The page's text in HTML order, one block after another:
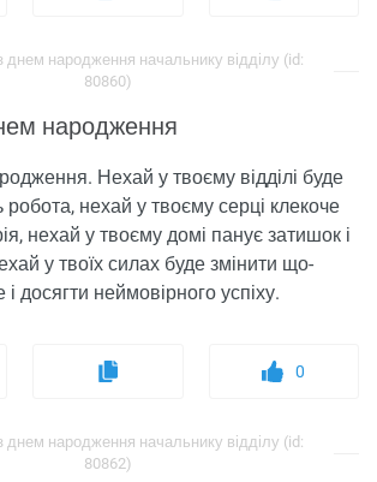
днем ​​народження начальнику відділу (id:
80860)
​​народження
Нехай у твоєму відділі буде
робота, нехай у твоєму серці клекоче
нехай у твоєму домі панує затишок і
у твоїх силах буде змінити що-
досягти неймовірного успіху.
0
днем ​​народження начальнику відділу (id:
80862)